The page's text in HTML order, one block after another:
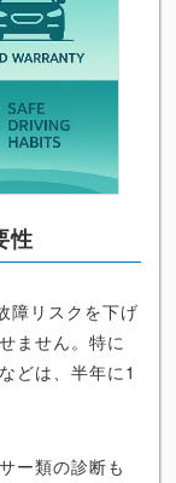
性
障リスクを下げ
ません。特に
どは、半年に1
ー類の診断も